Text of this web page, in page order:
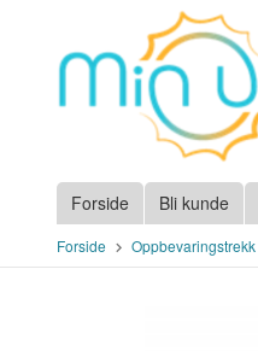
innholdet
Forside Bli kunde
Forside Oppbevaringstrekk